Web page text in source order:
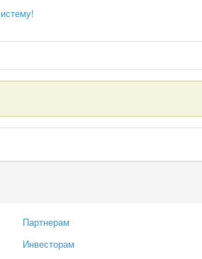
Партнерам
Инвесторам